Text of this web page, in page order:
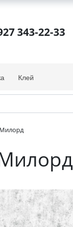
343-22-33
Клей